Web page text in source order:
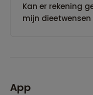
Kan er rekening
mijn
App